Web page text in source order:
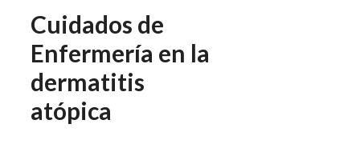
Cuidados de
Enfermería en la
dermatitis
atópica